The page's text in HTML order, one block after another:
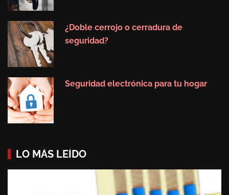
¿Doble cerrojo o cerradura de
seguridad?
Seguridad electrónica para tu hogar
LO MÁS LEÍDO